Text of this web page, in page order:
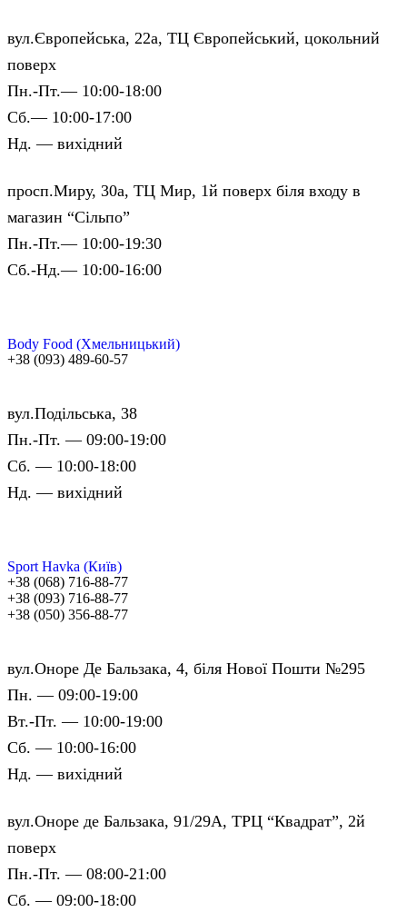
вул.Європейська, 22а, ТЦ Європейський, цокольний
поверх
Пн.-Пт.— 10:00-18:00
Сб.— 10:00-17:00
Нд. — вихідний
просп.Миру, 30а, ТЦ Мир, 1й поверх біля входу в
магазин “Сільпо”
Пн.-Пт.— 10:00-19:30
Сб.-Нд.— 10:00-16:00
Body Food (Хмельницький)
+38 (093) 489-60-57
вул.Подільська, 38
Пн.-Пт. — 09:00-19:00
Сб. — 10:00-18:00
Нд. — вихідний
Sport Havka (Київ)
+38 (068) 716-88-77
+38 (093) 716-88-77
+38 (050) 356-88-77
вул.Оноре Де Бальзака, 4, біля Нової Пошти №295
Пн. — 09:00-19:00
Вт.-Пт. — 10:00-19:00
Сб. — 10:00-16:00
Нд. — вихідний
вул.Оноре де Бальзака, 91/29А, ТРЦ “Квадрат”, 2й
поверх
Пн.-Пт. — 08:00-21:00
Сб. — 09:00-18:00